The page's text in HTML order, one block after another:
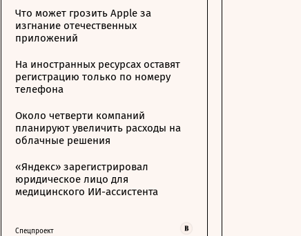
Что может грозить Apple за
изгнание отечественных
приложений
На иностранных ресурсах оставят
регистрацию только по номеру
телефона
Около четверти компаний
планируют увеличить расходы на
облачные решения
«Яндекс» зарегистрировал
юридическое лицо для
медицинского ИИ-ассистента
Спецпроект